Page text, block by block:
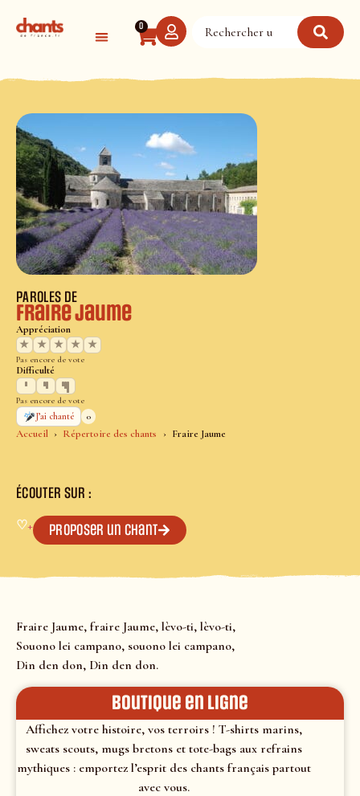
0
Accueil Répertoire des chants Fraire Jaume
PAROLES DE
Fraire Jaume
Appréciation
★
★ ★ ★ ★
Pas encore de vote
Difficulté
Pas encore de vote
J’ai chanté
0
ÉCOUTER SUR :
♡+ Proposer un chant
Fraire Jaume, fraire Jaume, lèvo-ti, lèvo-ti,
Souono lei campano, souono lei campano,
Din den don, Din den don.
Boutique en ligne
Affichez votre histoire, vos terroirs ! T-shirts marins,
sweats scouts, mugs bretons et tote-bags aux refrains
mythiques : emportez l’esprit des chants français partout
avec vous.